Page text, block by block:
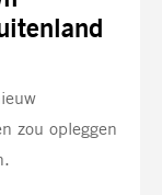
zou opleggen